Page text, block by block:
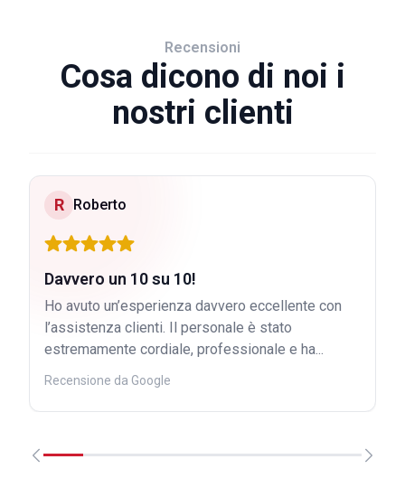
Recensioni
Cosa dicono di noi i
nostri clienti
R Roberto
Davvero un 10 su 10!
Ho avuto un’esperienza davvero eccellente con
l’assistenza clienti. Il personale è stato
estremamente cordiale, professionale e ha...
Recensione da Google